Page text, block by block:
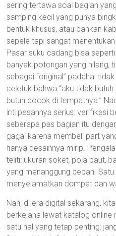
sering tertawa soal bagian
samping kecil yang punya
bentuk khusus, atau bahkan
sepele tapi sangat
Pasar suku cadang bisa
banyak potongan yang hilang,
sebagai “original” padahal
celetuk bahwa “aku tidak
butuh cocok di tempatnya.”
inti pesannya serius: verifikasi
seberapa pas bagian itu
gagal karena membeli part
hanya desainnya mirip.
teliti: ukuran soket, pola baut,
yang menanggung beban.
menyelamatkan dompet dan
Nah, di era digital sekarang,
berkelana lewat katalog
satu hal yang tetap penting: